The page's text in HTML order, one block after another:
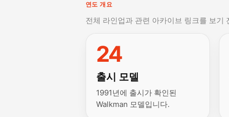
연도 개요
전체 라인업과 관련 아카이브 링크를 보기
24
출시 모델
1991년에 출시가 확인된
Walkman 모델입니다.